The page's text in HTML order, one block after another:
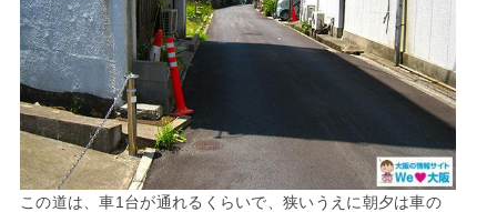
この道は、車1台が通れるくらいで、狭いうえに朝夕は車の